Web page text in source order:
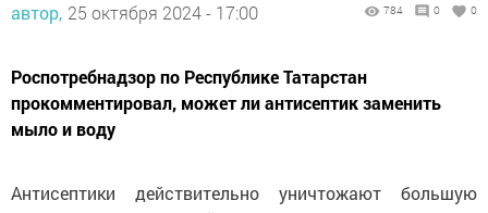
автор, 25 октября 2024 - 17:00 784 0 0
Роспотребнадзор по Республике Татарстан
прокомментировал, может ли антисептик заменить
мыло и воду
Антисептики действительно уничтожают большую